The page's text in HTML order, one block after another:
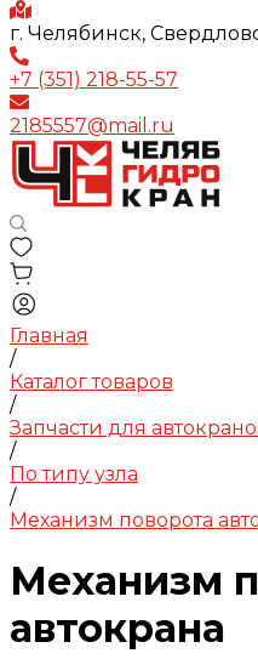
г. Челябинск,
+7 (351) 218-55-57
2185557@mail.ru
Главная
/
Каталог товаров
/
Запчасти для
/
По типу узла
/
Механизм поворота
Механизм
автокрана